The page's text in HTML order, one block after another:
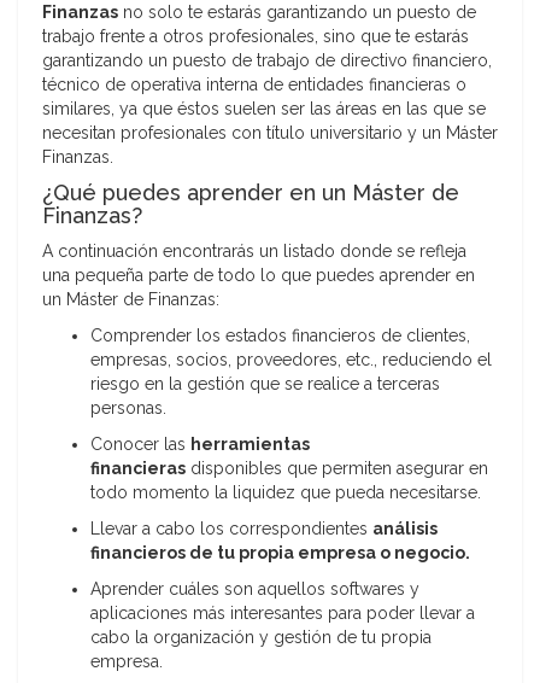
Finanzas no solo te estarás garantizando un puesto de
trabajo frente a otros profesionales, sino que te estarás
garantizando un puesto de trabajo de directivo financiero,
técnico de operativa interna de entidades financieras o
similares, ya que éstos suelen ser las áreas en las que se
necesitan profesionales con título universitario y un Máster
Finanzas.
¿Qué puedes aprender en un Máster de
Finanzas?
A continuación encontrarás un listado donde se refleja
una pequeña parte de todo lo que puedes aprender en
un Máster de Finanzas:
Comprender los estados financieros de clientes,
empresas, socios, proveedores, etc., reduciendo el
riesgo en la gestión que se realice a terceras
personas.
Conocer las herramientas
financieras disponibles que permiten asegurar en
todo momento la liquidez que pueda necesitarse.
Llevar a cabo los correspondientes análisis
financieros de tu propia empresa o negocio.
Aprender cuáles son aquellos softwares y
aplicaciones más interesantes para poder llevar a
cabo la organización y gestión de tu propia
empresa.